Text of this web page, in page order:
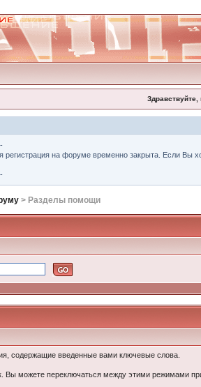
Здравствуйте,
на форуме временно закрыта. Если Вы
> Разделы помощи
содержащие введенные вами ключевые слова.
Вы можете переключаться между этими режимами